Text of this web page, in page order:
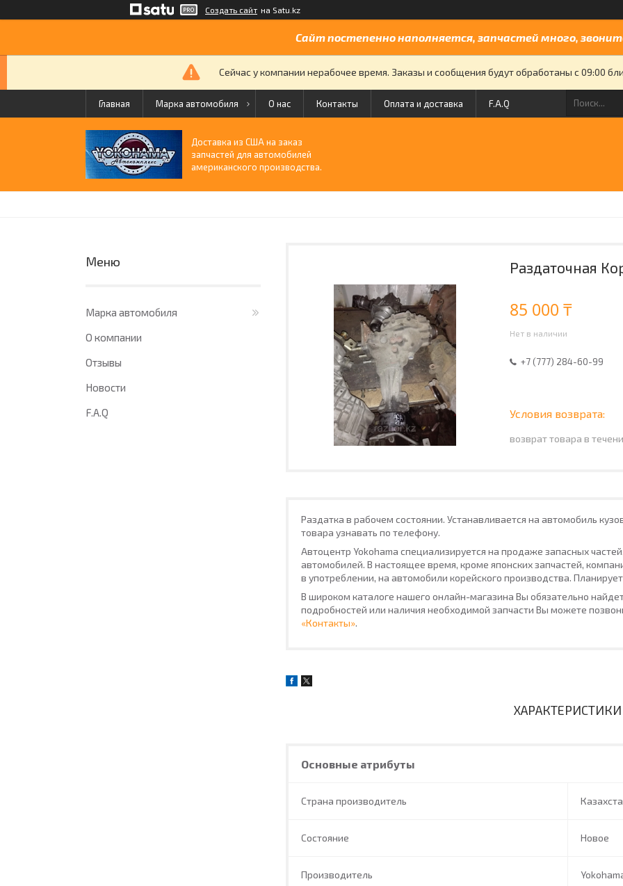
Создать сайт на Satu.kz
Сайт постепенно наполняется, запчастей много,
Сейчас у компании нерабочее время. Заказы и сообщения будут обработаны с 09:00
Главная Марка автомобиля О нас Контакты Оплата и доставка F.A.Q
Доставка из США на заказ
запчастей для автомобилей
американского производства.
Раздаточная
85 000 ₸
Нет в наличии
+7 (777) 284-60-99
возврат товара в
Раздатка в рабочем состоянии. Устанавливается на
товара узнавать по телефону.
Автоцентр Yokohama специализируется на продаже запасных
автомобилей. В настоящее время, кроме японских запчастей,
в употреблении, на автомобили корейского производства.
В широком каталоге нашего онлайн-магазина Вы обязательно
подробностей или наличия необходимой запчасти Вы можете
«Контакты».
ХАРАКТЕРИСТИКИ
Основные атрибуты
Страна производитель
Состояние Новое
Производитель
Марка автомобиля
О компании
Отзывы
Новости
F.A.Q